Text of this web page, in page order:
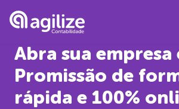
Abra sua empresa
Promissão de
rápida e 100%